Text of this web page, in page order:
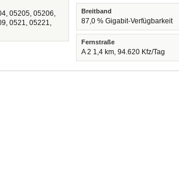
05205, 05206,
0521, 05221,
Breitband
87,0 % Gigabit-Verfügbarkeit
Fernstraße
A 2 1,4 km, 94.620 Kfz/Tag